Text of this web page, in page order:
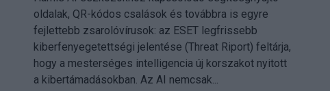
oldalak, QR-kódos csalások és továbbra is egyre
fejlettebb zsarolóvírusok: az ESET legfrissebb
kiberfenyegetettségi jelentése (Threat Riport) feltárja,
hogy a mesterséges intelligencia új korszakot nyitott
a kibertámadásokban. Az AI nemcsak...